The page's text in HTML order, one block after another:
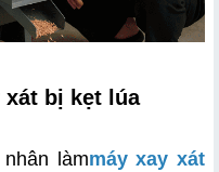
xát bị kẹt lúa
làmmáy xay xát